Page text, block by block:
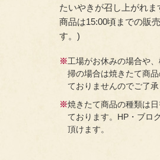
たいやきが召し上がれま
商品は15:00頃までの販
す。)
※工場がお休みの場合や
掃の場合は焼きたて商
ておりませんのでご了承
※焼きたて商品の種類は
ております。HP・ブロ
頂けます。